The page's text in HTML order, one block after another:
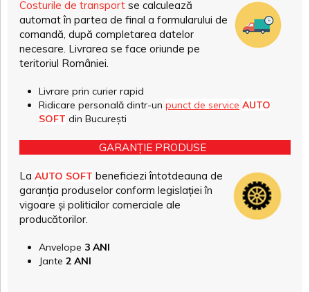
Costurile de transport se calculează
automat în partea de final a formularului de
comandă, după completarea datelor
necesare. Livrarea se face oriunde pe
teritoriul României.
Livrare prin curier rapid
Ridicare personală dintr-un punct de service AUTO
SOFT din București
GARANȚIE PRODUSE
La AUTO SOFT beneficiezi întotdeauna de
garanția produselor conform legislației în
vigoare și politicilor comerciale ale
producătorilor.
Anvelope 3 ANI
Jante 2 ANI